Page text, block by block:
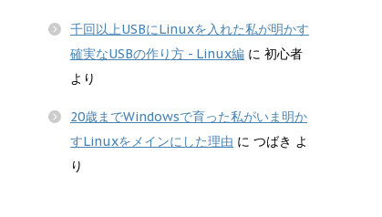
千回以上USBにLinuxを入れた私が明かす
確実なUSBの作り方 - Linux編 に 初心者
より
20歳までWindowsで育った私がいま明か
すLinuxをメインにした理由 に つばき よ
り